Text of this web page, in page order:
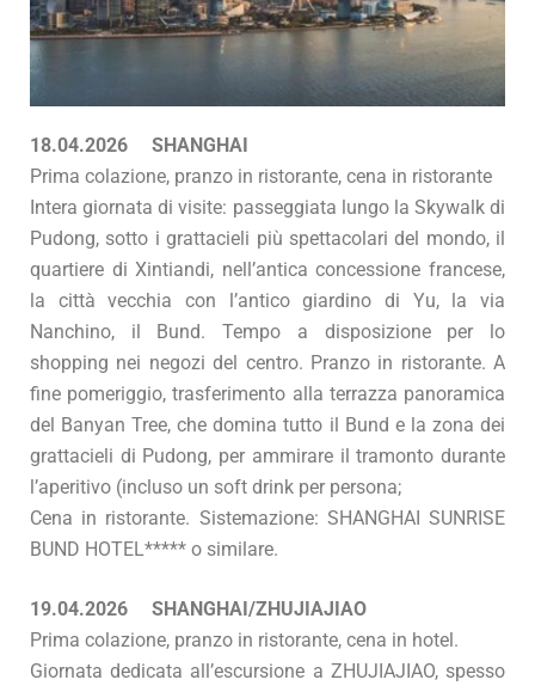
18.04.2026 SHANGHAI
Prima colazione, pranzo in ristorante, cena in ristorante
Intera giornata di visite: passeggiata lungo la Skywalk di
Pudong, sotto i grattacieli più spettacolari del mondo, il
quartiere di Xintiandi, nell’antica concessione francese,
la città vecchia con l’antico giardino di Yu, la via
Nanchino, il Bund. Tempo a disposizione per lo
shopping nei negozi del centro. Pranzo in ristorante. A
fine pomeriggio, trasferimento alla terrazza panoramica
del Banyan Tree, che domina tutto il Bund e la zona dei
grattacieli di Pudong, per ammirare il tramonto durante
l’aperitivo (incluso un soft drink per persona;
Cena in ristorante. Sistemazione: SHANGHAI SUNRISE
BUND HOTEL***** o similare.
19.04.2026 SHANGHAI/ZHUJIAJIAO
Prima colazione, pranzo in ristorante, cena in hotel.
Giornata dedicata all’escursione a ZHUJIAJIAO, spesso